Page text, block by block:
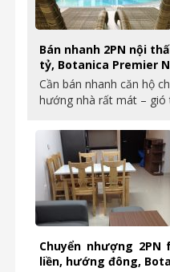
Bán nhanh 2PN nội
tỷ, Botanica Premier
Cần bán nhanh căn hộ
hướng nhà rất mát – gió
Chuyển nhượng
liền, hướng đông,